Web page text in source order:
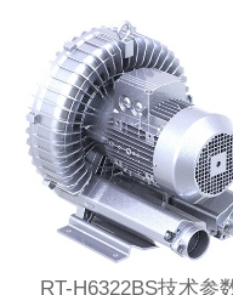
RT-H6322BS技术参